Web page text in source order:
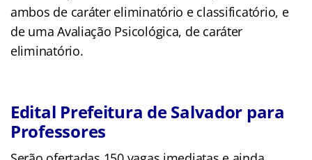
ambos de caráter eliminatório e classificatório, e
de uma Avaliação Psicológica, de caráter
eliminatório.
Edital Prefeitura de Salvador para
Professores